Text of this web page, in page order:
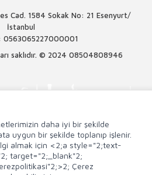
Cad. 1584 Sokak No: 21 Esenyurt/
İstanbul
0563065227000001
saklıdır. © 2024 08504808946
daha iyi bir şekilde
uygun bir şekilde toplanıp işlenir.
almak için <2;a style="2;text-
target="2;_blank"2;
Çerez